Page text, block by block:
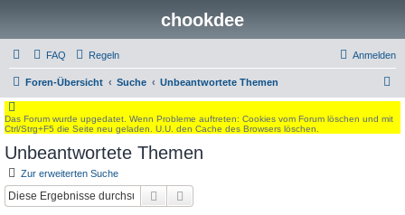
chookdee
FAQ Regeln Anmelden
Foren-Übersicht Suche Unbeantwortete Themen
u
Das Forum wurde upgedatet. Wenn Probleme auftreten: Cookies vom Forum löschen und mit
Ctrl/Strg+F5 die Seite neu geladen. U.U. den Cache des Browsers löschen.
Unbeantwortete Themen
Zur erweiterten Suche
Suche